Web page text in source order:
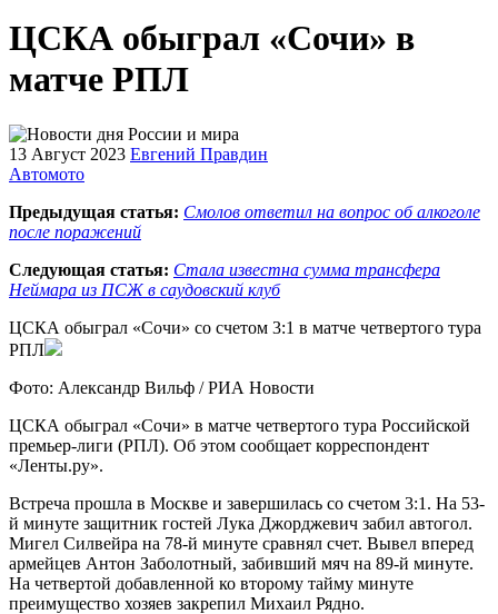
ЦСКА обыграл «Сочи» в
матче РПЛ
13 Август 2023 Евгений Правдин
Автомото
Предыдущая статья: Смолов ответил на вопрос об алкоголе
после поражений
Следующая статья: Стала известна сумма трансфера
Неймара из ПСЖ в саудовский клуб
ЦСКА обыграл «Сочи» со счетом 3:1 в матче четвертого тура
РПЛ
Фото: Александр Вильф / РИА Новости
ЦСКА обыграл «Сочи» в матче четвертого тура Российской
премьер-лиги (РПЛ). Об этом сообщает корреспондент
«Ленты.ру».
Встреча прошла в Москве и завершилась со счетом 3:1. На 53-
й минуте защитник гостей Лука Джорджевич забил автогол.
Мигел Силвейра на 78-й минуте сравнял счет. Вывел вперед
армейцев Антон Заболотный, забивший мяч на 89-й минуте.
На четвертой добавленной ко второму тайму минуте
преимущество хозяев закрепил Михаил Рядно.